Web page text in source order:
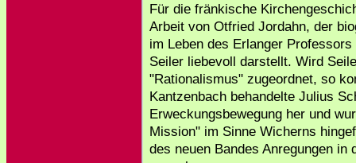
Für die fränkische
Arbeit von Otfried Jordahn, der
im Leben des Erlanger
Seiler liebevoll darstellt. Wird
"Rationalismus" zugeordnet, so
Kantzenbach behandelte Julius
Erweckungsbewegung her und
Mission" im Sinne Wicherns
des neuen Bandes Anregungen